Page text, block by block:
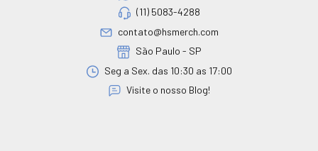
(11) 5083-4288
contato@hsmerch.com
São Paulo - SP
Seg a Sex. das 10:30 as 17:00
Visite o nosso Blog!